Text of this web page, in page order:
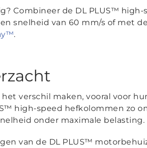
Combineer de DL PLUS™
snelheid van 60 mm/s of met
.
verschil maken, vooral voor
high-speed hefkolommen zo
onder maximale belasting.
van de DL PLUS™